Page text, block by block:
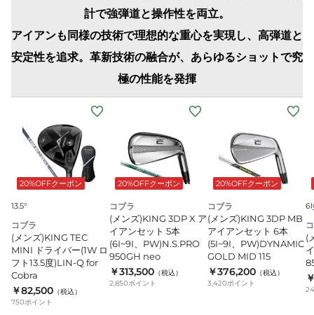
計で強弾道と操作性を両立。
アイアンも同様の技術で理想的な重心を実現し、高弾道と
安定性を追求。革新技術の融合が、あらゆるショットで究
極の性能を発揮
ズ)KING
ド
ラ
イ
バ
ー
(1W
ロ
フ
20%OFFクーポン
13.5°
コブラ
(メンズ)KING TEC
MINI ドライバー(1W ロ
フト13.5度)LIN-Q for
Cobra
￥82,500 （税込）
750ポイント
20%OFFクーポン
コブラ
(メンズ)KING 3DP X ア
イアンセット 5本
(6I~9I、PW)N.S.PRO
950GH neo
￥313,500 （税込）
2,850ポイント
20%OFFクーポン
コブラ
(メンズ)KING 3DP MB
アイアンセット 6本
(5I~9I、PW)DYNAMIC
GOLD MID 115
￥376,200 （税込）
3,420ポイント
6I
(